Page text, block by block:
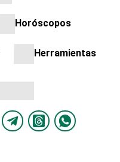
Horóscopos
Herramientas